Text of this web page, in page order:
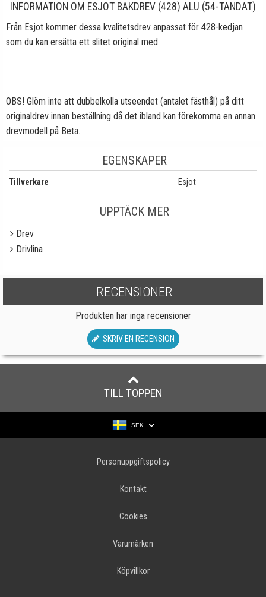
INFORMATION OM ESJOT BAKDREV (428) ALU (54-TANDAT)
Från Esjot kommer dessa kvalitetsdrev anpassat för 428-kedjan
som du kan ersätta ett slitet original med.
OBS! Glöm inte att dubbelkolla utseendet (antalet fästhål) på ditt
originaldrev innan beställning då det ibland kan förekomma en annan
drevmodell på Beta.
EGENSKAPER
Tillverkare Esjot
UPPTÄCK MER
Drev
Drivlina
RECENSIONER
Produkten har inga recensioner
SKRIV EN RECENSION
TILL TOPPEN
SEK
Personuppgiftspolicy
Kontakt
Cookies
Varumärken
Köpvillkor